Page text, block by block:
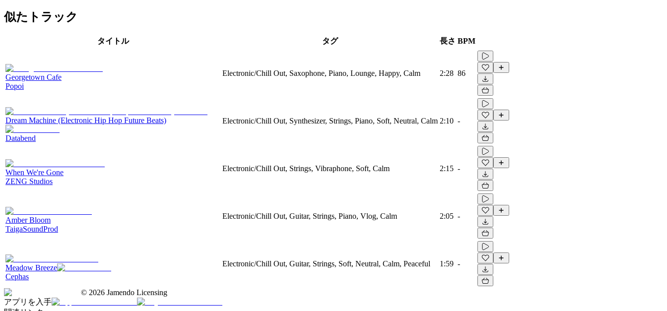
似たトラック
タイトル タグ 長さ BPM
Georgetown Cafe
Popoi
Electronic/Chill Out, Saxophone, Piano, Lounge, Happy, Calm 2:28 86
Dream Machine (Electronic Hip Hop Future Beats)
Databend
Electronic/Chill Out, Synthesizer, Strings, Piano, Soft, Neutral, Calm 2:10 -
When We're Gone
ZENG Studios
Electronic/Chill Out, Strings, Vibraphone, Soft, Calm 2:15 -
Amber Bloom
TaigaSoundProd
Electronic/Chill Out, Guitar, Strings, Piano, Vlog, Calm 2:05 -
Meadow Breeze
Cephas
Electronic/Chill Out, Guitar, Strings, Soft, Neutral, Calm, Peaceful 1:59 -
© 2026 Jamendo Licensing
アプリを入手